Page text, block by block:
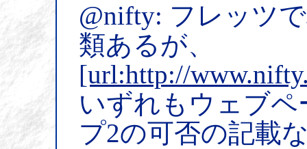
@nifty: フレッツ
類あるが、
[url:http://
いずれもウェブ
プ2の可否の記載